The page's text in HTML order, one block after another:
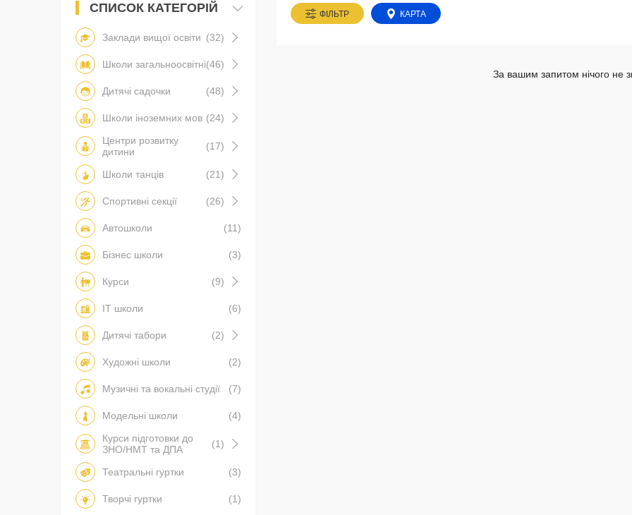
ФІЛЬТР КАРТА
За вашим запитом нічого не
СПИСОК КАТЕГОРІЙ
Заклади вищої освіти (32)
Школи загальноосвітні(46)
Дитячі садочки (48)
Школи іноземних мов (24)
Центри розвитку
дитини
(17)
Школи танців (21)
Спортивні секції (26)
Автошколи (11)
Бізнес школи (3)
Курси (9)
IT школи (6)
Дитячі табори (2)
Художні школи (2)
Музичні та вокальні студії (7)
Модельні школи
(4)
Курси підготовки до
ЗНО/НМТ та ДПА
(1)
Театральні гуртки (3)
Творчі гуртки
(1)